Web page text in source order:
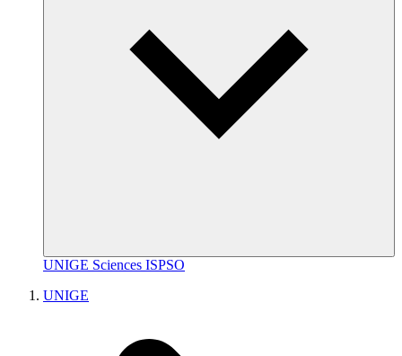
UNIGE Sciences ISPSO
UNIGE